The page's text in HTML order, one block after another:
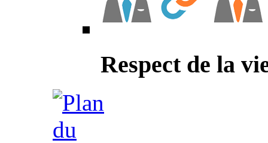
Respect de la